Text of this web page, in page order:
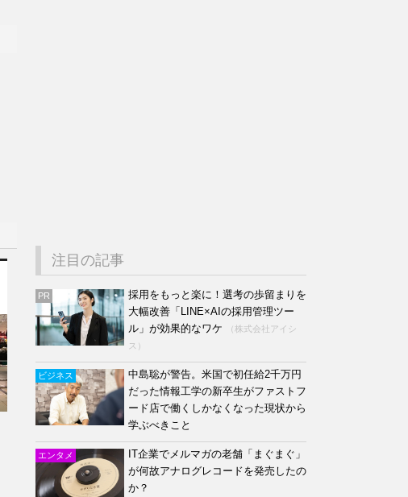
注目の記事
PR
採用をもっと楽に！選考の歩留まりを
大幅改善「LINE×AIの採用管理ツー
ル」が効果的なワケ
（株式会社アイシ
ス）
ビジネス
中島聡が警告。米国で初任給2千万円
だった情報工学の新卒生がファストフ
ード店で働くしかなくなった現状から
学ぶべきこと
エンタメ
IT企業でメルマガの老舗「まぐまぐ」
が何故アナログレコードを発売したの
か？